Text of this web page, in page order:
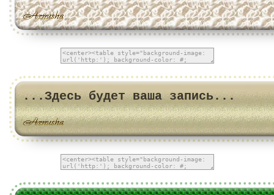
...Здесь будет ваша запись...